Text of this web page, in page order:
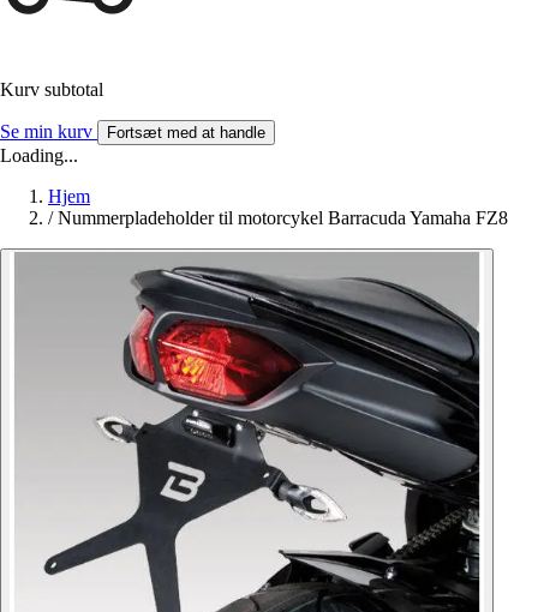
Kurv subtotal
Se min kurv Fortsæt med at handle
Loading...
Hjem
/ Nummerpladeholder til motorcykel Barracuda Yamaha FZ8